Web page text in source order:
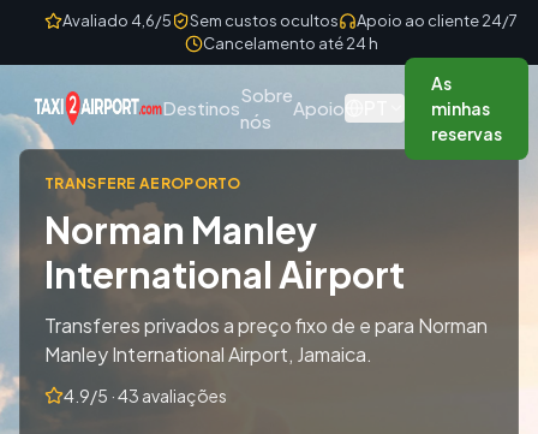
Skip to content
Avaliado 4,6/5 Sem custos ocultos
Apoio ao cliente 24/7
Cancelamento até 24 h
Destinos
Sobre
nós
Apoio
As
minhas
reservas
TRANSFERE AEROPORTO
Norman Manley
International Airport
Transferes privados a preço fixo de e para Norman
Manley International Airport, Jamaica.
4.9/5 · 43 avaliações